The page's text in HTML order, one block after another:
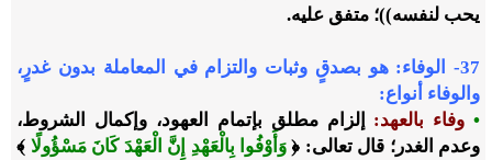
يحب لنفسه))؛ متفق عليه.
37- الوفاء: هو بصدقٍ وثبات والتزام في المعاملة بدون غدرٍ،
والوفاء أنواع:
• وفاء بالعهد: إلزام مطلق بإتمام العهود، وإكمال الشروط،
وعدم الغدر؛ قال تعالى: ﴿وَأَوْفُوا بِالْعَهْدِ إِنَّ الْعَهْدَ كَانَ مَسْؤُولًا ﴾